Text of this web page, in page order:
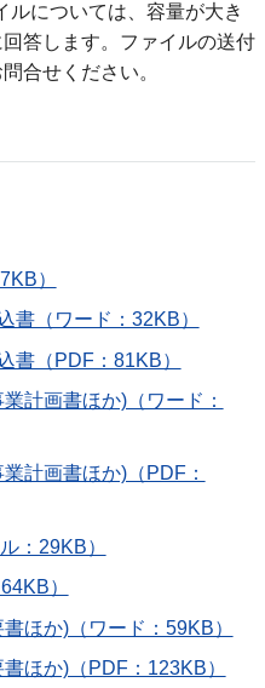
ルについては、容量が大き
答します。ファイルの送付
合せください。
）
書（ワード：32KB）
書（PDF：81KB）
計画書ほか)（ワード：
計画書ほか)（PDF：
：29KB）
）
ほか)（ワード：59KB）
ほか)（PDF：123KB）